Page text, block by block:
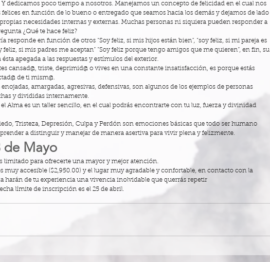
Y dedicamos poco tiempo a nosotros. Manejamos un concepto de felicidad en el cual nos
en función de lo bueno o entregado que seamos hacia los demás y dejamos de lado
necesidades internas y externas. Muchas personas ni siquiera pueden responder a
¿Qué te hace feliz?
responde en función de otros “Soy feliz, si mis hijos están bien”, “soy feliz, si mi pareja es
feliz, si mis padres me aceptan” “Soy feliz porque tengo amigos que me quieren”, en fin, su
ésta apegada a las respuestas y estímulos del exterior.
cansad@, triste, deprimid@ o vives en una constante insatisfacción, es porque estás
de ti mism@.
enojadas, amargadas, agresivas, defensivas, son algunos de los ejemplos de personas
y divididas internamente.
Alma es un taller sencillo, en el cual podrás encontrarte con tu luz, fuerza y divinidad
Tristeza, Depresión, Culpa y Perdón son emociones básicas que todo ser humano
a distinguir y manejar de manera asertiva para vivir plena y felizmente.
de Mayo
limitado para ofrecerte una mayor y mejor atención.
muy accesible ($2,950.00) y el lugar muy agradable y confortable, en contacto con la
harán de tu experiencia una vivencia inolvidable que querrás repetir
límite de inscripción es el 25 de abril.